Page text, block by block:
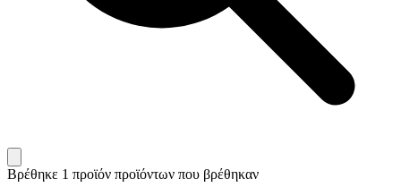
Βρέθηκε 1 προϊόν προϊόντων που βρέθηκαν